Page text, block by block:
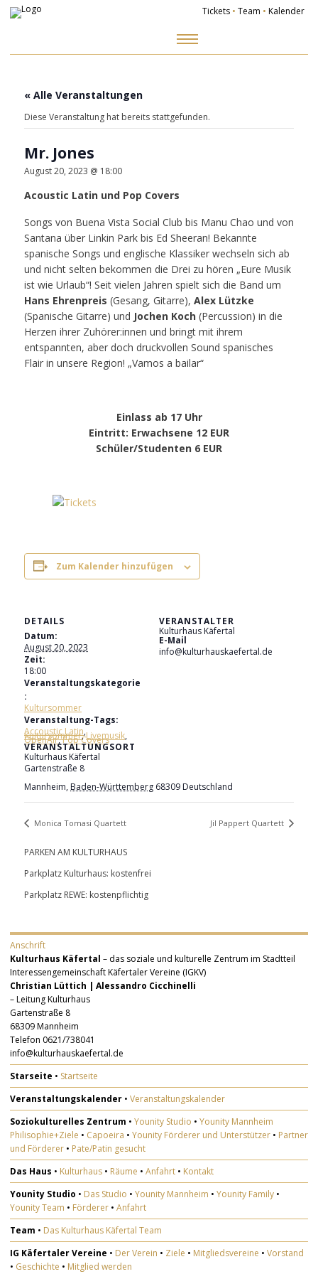
Tickets • Team • Kalender
« Alle Veranstaltungen
Diese Veranstaltung hat bereits stattgefunden.
Mr. Jones
August 20, 2023 @ 18:00
Acoustic Latin und Pop Covers
Songs von Buena Vista Social Club bis Manu Chao und von
Santana über Linkin Park bis Ed Sheeran! Bekannte
spanische Songs und englische Klassiker wechseln sich ab
und nicht selten bekommen die Drei zu hören „Eure Musik
ist wie Urlaub“! Seit vielen Jahren spielt sich die Band um
Hans Ehrenpreis (Gesang, Gitarre), Alex Lützke
(Spanische Gitarre) und Jochen Koch (Percussion) in die
Herzen ihrer Zuhörer:innen und bringt mit ihrem
entspannten, aber doch druckvollen Sound spanisches
Flair in unsere Region! „Vamos a bailar“
Einlass ab 17 Uhr
Eintritt: Erwachsene 12 EUR
Schüler/Studenten 6 EUR
Zum Kalender hinzufügen
DETAILS
Datum:
August 20, 2023
Zeit:
18:00
Veranstaltungskategorie
:
Kultursommer
Veranstaltung-Tags:
Accoustic Latin,
Kultursommer,Livemusik,
OpenAir,Pop Covers
VERANSTALTUNGSORT
Kulturhaus Käfertal
Gartenstraße 8
Mannheim, Baden-Württemberg 68309 Deutschland
VERANSTALTER
Kulturhaus Käfertal
E-Mail
info@kulturhauskaefertal.de
Monica Tomasi Quartett Jil Pappert Quartett
PARKEN AM KULTURHAUS
Parkplatz Kulturhaus: kostenfrei
Parkplatz REWE: kostenpflichtig
Anschrift
Kulturhaus Käfertal – das soziale und kulturelle Zentrum im Stadtteil
Interessengemeinschaft Käfertaler Vereine (IGKV)
Christian Lüttich | Alessandro Cicchinelli
– Leitung Kulturhaus
Gartenstraße 8
68309 Mannheim
Telefon 0621/738041
info@kulturhauskaefertal.de
Starseite • Startseite
Veranstaltungskalender • Veranstaltungskalender
Soziokulturelles Zentrum • Younity Studio • Younity Mannheim
Philisophie+Ziele • Capoeira • Younity Förderer und Unterstützer • Partner
und Förderer • Pate/Patin gesucht
Das Haus • Kulturhaus • Räume • Anfahrt • Kontakt
Younity Studio • Das Studio • Younity Mannheim • Younity Family •
Younity Team • Förderer • Anfahrt
Team • Das Kulturhaus Käfertal Team
IG Käfertaler Vereine • Der Verein • Ziele • Mitgliedsvereine • Vorstand
• Geschichte • Mitglied werden